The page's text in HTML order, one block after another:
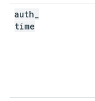
auth
time